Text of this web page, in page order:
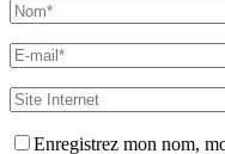
Enregistrez mon nom,